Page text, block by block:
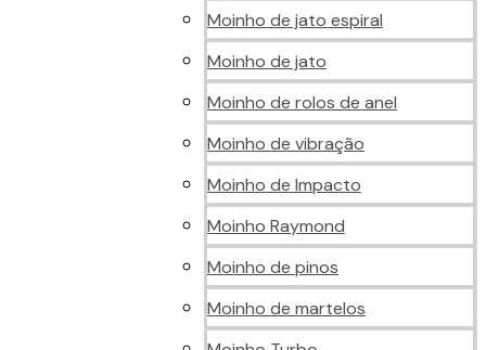
Moinho de jato espiral
Moinho de jato
Moinho de rolos de anel
Moinho de vibração
Moinho de Impacto
Moinho Raymond
Moinho de pinos
Moinho de martelos